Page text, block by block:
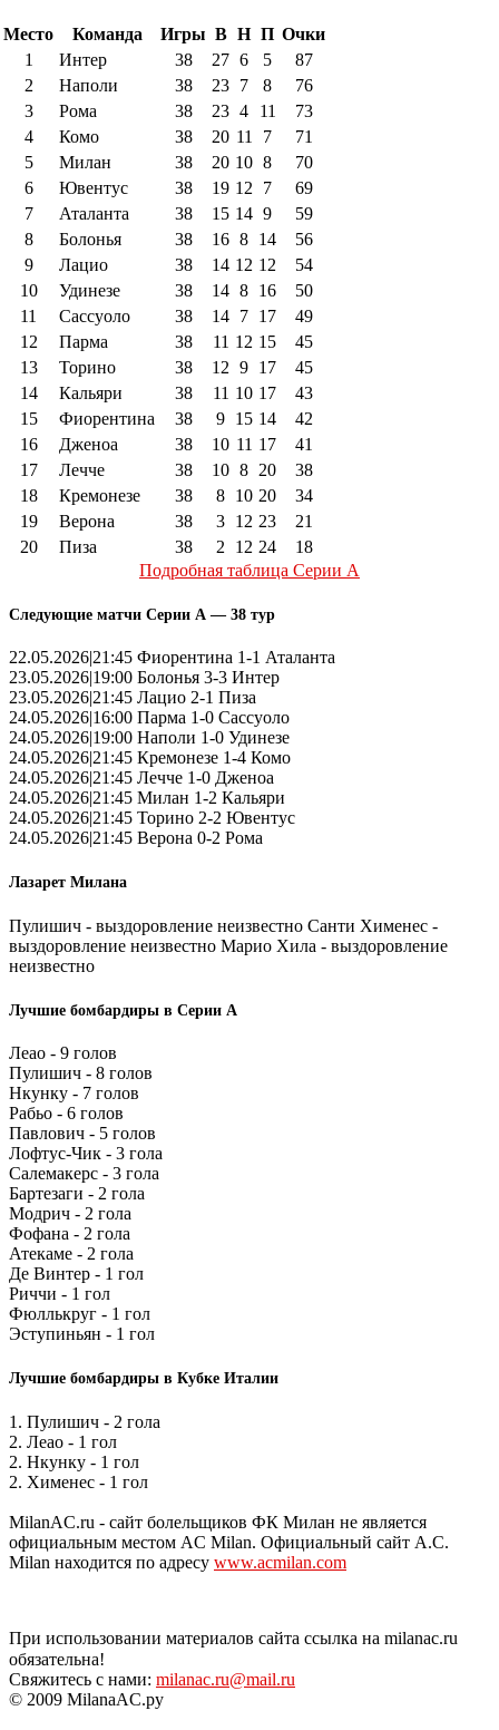
Место Команда Игры В Н П Очки
1
Интер 38 27 6 5
87
2
Наполи 38 23 7 8
76
3
Рома 38 23 4 11
73
4
Комо 38 20 11 7
71
5
Милан 38 20 10 8
70
6
Ювентус 38 19 12 7
69
7
Аталанта 38 15 14 9
59
8
Болонья 38 16 8 14
56
9
Лацио 38 14 12 12
54
10
Удинезе 38 14 8 16
50
11
Сассуоло 38 14 7 17
49
12
Парма 38 11 12 15
45
13
Торино 38 12 9 17
45
14
Кальяри 38 11 10 17
43
15
Фиорентина 38 9 15 14
42
16
Дженоа 38 10 11 17
41
17
Лечче 38 10 8 20
38
18
Кремонезе 38 8 10 20
34
19
Верона 38 3 12 23
21
20
Пиза 38 2 12 24
18
Подробная таблица Серии А
Следующие матчи Серии А — 38 тур
22.05.2026|21:45 Фиорентина 1-1 Аталанта
23.05.2026|19:00 Болонья 3-3 Интер
23.05.2026|21:45 Лацио 2-1 Пиза
24.05.2026|16:00 Парма 1-0 Сассуоло
24.05.2026|19:00 Наполи 1-0 Удинезе
24.05.2026|21:45 Кремонезе 1-4 Комо
24.05.2026|21:45 Лечче 1-0 Дженоа
24.05.2026|21:45 Милан 1-2 Кальяри
24.05.2026|21:45 Торино 2-2 Ювентус
24.05.2026|21:45 Верона 0-2 Рома
Лазарет Милана
Пулишич - выздоровление неизвестно Санти Хименес -
выздоровление неизвестно Марио Хила - выздоровление
неизвестно
Лучшие бомбардиры в Серии А
Леао - 9 голов
Пулишич - 8 голов
Нкунку - 7 голов
Рабьо - 6 голов
Павлович - 5 голов
Лофтус-Чик - 3 гола
Салемакерс - 3 гола
Бартезаги - 2 гола
Модрич - 2 гола
Фофана - 2 гола
Атекаме - 2 гола
Де Винтер - 1 гол
Риччи - 1 гол
Фюллькруг - 1 гол
Эступиньян - 1 гол
Лучшие бомбардиры в Кубке Италии
1. Пулишич - 2 гола
2. Леао - 1 гол
2. Нкунку - 1 гол
2. Хименес - 1 гол
MilanAC.ru - сайт болельщиков ФК Милан не является
официальным местом AC Milan. Официальный сайт A.C.
Milan находится по адресу www.acmilan.com
При использовании материалов сайта ссылка на milanac.ru
обязательна!
Свяжитесь с нами: milanac.ru@mail.ru
© 2009 MilanaAC.ру